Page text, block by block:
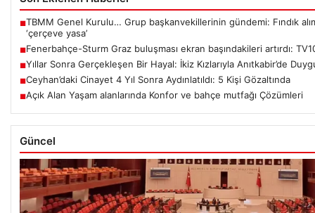
■TBMM Genel Kurulu… Grup başkanvekillerinin gündemi: Fındık
‘çerçeve yasa’
■Fenerbahçe-Sturm Graz buluşması ekran başındakileri artırdı:
■Yıllar Sonra Gerçekleşen Bir Hayal: İkiz Kızlarıyla Anıtkabir’de
■Ceyhan’daki Cinayet 4 Yıl Sonra Aydınlatıldı: 5 Kişi Gözaltında
■Açık Alan Yaşam alanlarında Konfor ve bahçe mutfağı Çözümleri
Güncel